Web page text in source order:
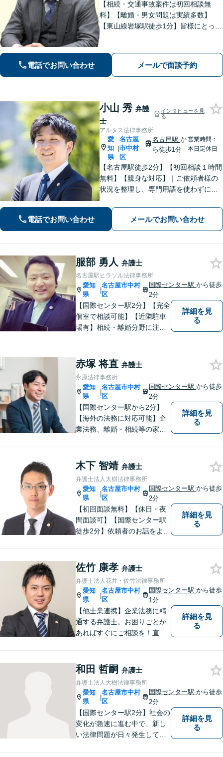
【相続・交通事故案件は初回相談無
料】【離婚・男女問題は実績多数】
【東山線岩塚駅徒歩1分】皆様にとって
電話でお問い合わせ メールで面談予約
小山 秀 弁護
士
インタビューを見
る
アルタス法律事務所
愛
知
県
|
名古屋
市中村
区
名古屋駅か
ら徒歩1分
営業時間：
本日定休日
【名古屋駅徒歩2分】【初回相談１時間
無料】【親身な対応】｜ご依頼者様の
状況を整理し、専門用語を使わずに、
問題（債務整理）】に強み。解決でき
るか悩む前にまずはご相談ください。
電話でお問い合わせ メールでお問い合わせ
服部 勇人 弁護士
名古屋駅ヒラソル法律事務所
愛知
県
|
名古屋市中村
区
国際センター駅から徒歩
2分
【国際センター駅2分】【完全
個室で相談可能】【近隣駐車
場有】相続・離婚分野に注力
続の専門家と呼ばれる税理士
の登録もしています。頼れ
る、身近な法律事務所を目指
しています。ぜひ、ご相談く
ださい。
詳細を見
る
赤塚 将直 弁護士
永原法律事務所
愛知
県
|
名古屋市中村
区
国際センター駅から徒歩
2分
【国際センター駅から2分】
【海外の法務に対応可能】企
業法務、離婚・相続等の家事
の回復等の民事事件や刑事事
件など、幅広く対応可能で
す。是非、ご相談をお待ちし
ております。
詳細を見
る
木下 智靖 弁護士
弁護士法人大樹法律事務所
愛知
県
|
名古屋市中村
区
国際センター駅から徒歩
2分
【初回面談無料】【休日・夜
間面談可】【国際センター駅
徒歩2分】依頼者のお話をよく
せていただきます。お一人で
悩まず、まずはお気軽にご相
談ください。
詳細を見
る
佐竹 康孝 弁護士
弁護士法人花井・佐竹法律事務所
愛知
県
|
名古屋市中村
区
国際センター駅から徒歩
1分
【他士業連携】企業法務に精
通する弁護士。お困りごとが
あればすぐにご相談を！直面
務所には無いリーガルサービ
スを提供したいという思い
で、日々挑戦してまいりま
す。【土日夜間対応】
詳細を見
る
和田 哲嗣 弁護士
弁護士法人大樹法律事務所
愛知
県
|
名古屋市中村
区
国際センター駅から徒歩
2分
【国際センター駅2分】社会の
変化が急速に進む中で、新し
い法律問題が日々発生してお
詳細を見
る